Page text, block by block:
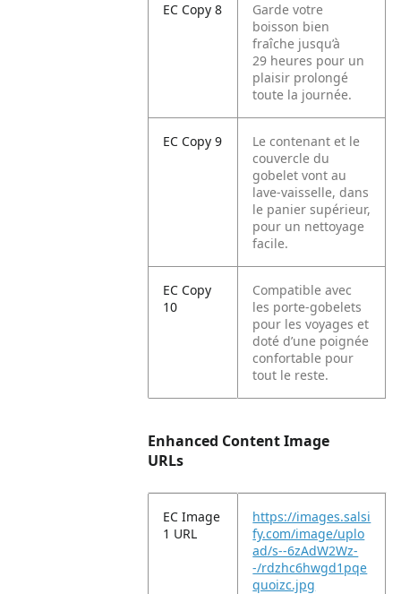
EC Copy 8
Garde votre
boisson bien
fraîche jusqu’à
29 heures pour un
plaisir prolongé
toute la journée.
EC Copy 9
Le contenant et le
couvercle du
gobelet vont au
lave-vaisselle, dans
le panier supérieur,
pour un nettoyage
facile.
EC Copy
10
Compatible avec
les porte-gobelets
pour les voyages et
doté d’une poignée
confortable pour
tout le reste.
Enhanced Content Image
URLs
EC Image
1 URL
https://images.salsi
fy.com/image/uplo
ad/s--6zAdW2Wz-
-/rdzhc6hwgd1pqe
quoizc.jpg